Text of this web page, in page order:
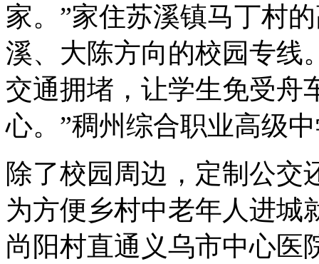
家。”家住苏溪镇马丁村
溪、大陈方向的校园专线
交通拥堵，让学生免受舟
心。”稠州综合职业高级
除了校园周边，定制公交
为方便乡村中老年人进城
尚阳村直通义乌市中心医